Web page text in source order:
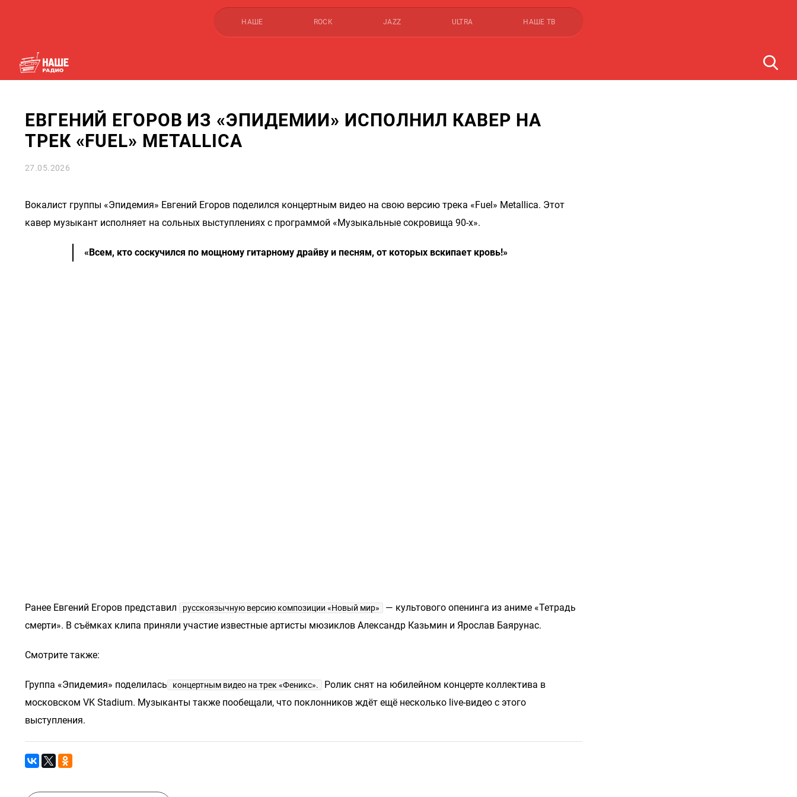
НАШЕ ROCK JAZZ ULTRA НАШЕ ТВ
ЕВГЕНИЙ ЕГОРОВ ИЗ «ЭПИДЕМИИ» ИСПОЛНИЛ КАВЕР НА
ТРЕК «FUEL» METALLICA
27.05.2026
Вокалист группы «Эпидемия» Евгений Егоров поделился концертным видео на свою версию трека «Fuel» Metallica. Этот
кавер музыкант исполняет на сольных выступлениях с программой «Музыкальные сокровища 90-х».
«Всем, кто соскучился по мощному гитарному драйву и песням, от которых вскипает кровь!»
Ранее Евгений Егоров представил русскоязычную версию композиции «Новый мир»
— культового опенинга из аниме «Тетрадь
смерти». В съёмках клипа приняли участие известные артисты мюзиклов Александр Казьмин и Ярослав Баярунас.
Смотрите также:
Группа «Эпидемия» поделилась концертным видео на трек «Феникс».
Ролик снят на юбилейном концерте коллектива в
московском VK Stadium. Музыканты также пообещали, что поклонников ждёт ещё несколько live-видео с этого
выступления.